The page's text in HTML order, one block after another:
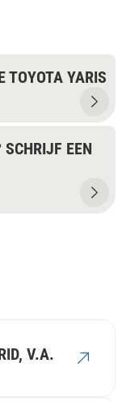
TOYOTA YARIS
EEN
V.A.